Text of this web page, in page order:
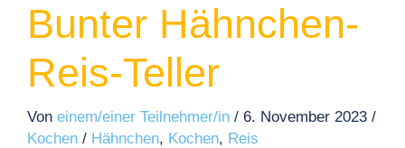
Bunter Hähnchen-
Reis-Teller
Von einem/einer Teilnehmer/in / 6. November 2023 /
Kochen / Hähnchen, Kochen, Reis